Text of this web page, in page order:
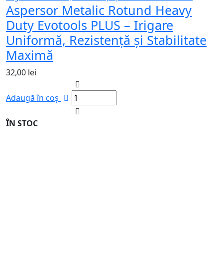
Aspersor Metalic Rotund Heavy
Duty Evotools PLUS – Irigare
Uniformă, Rezistență și Stabilitate
Maximă
32,00 lei
Adaugă în coș
ÎN STOC